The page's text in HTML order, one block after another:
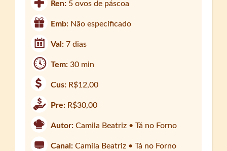
Ren: 5 ovos de páscoa
Emb: Não especificado
Val:7 dias
Tem:30 min
Cus: R$12,00
Pre: R$30,00
Autor: Camila Beatriz • Tá no Forno
Canal: Camila Beatriz • Tá no Forno